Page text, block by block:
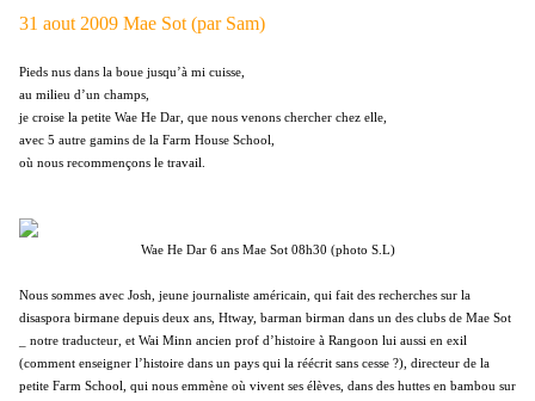
31 aout 2009 Mae Sot (par Sam)
Pieds nus dans la boue jusqu’à mi cuisse,
au milieu d’un champs,
je croise la petite Wae He Dar, que nous venons chercher chez elle,
avec 5 autre gamins de la Farm House School,
où nous recommençons le travail.
Wae He Dar 6 ans Mae Sot 08h30 (photo S.L)
Nous sommes avec Josh, jeune journaliste américain, qui fait des recherches sur la
disaspora birmane depuis deux ans, Htway, barman birman dans un des clubs de Mae Sot
_ notre traducteur, et Wai Minn ancien prof d’histoire à Rangoon lui aussi en exil
(comment enseigner l’histoire dans un pays qui la réécrit sans cesse ?), directeur de la
petite Farm School, qui nous emmène où vivent ses élèves, dans des huttes en bambou sur